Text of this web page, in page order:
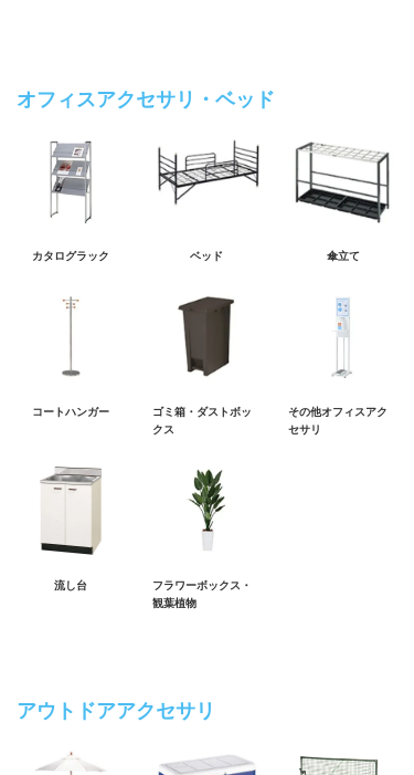
オフィスアクセサリ・ベッド
カタログラック ベッド 傘立て
コートハンガー
ゴミ箱・ダストボッ
クス
その他オフィスアク
セサリ
流し台
フラワーボックス・
観葉植物
アウトドアアクセサリ